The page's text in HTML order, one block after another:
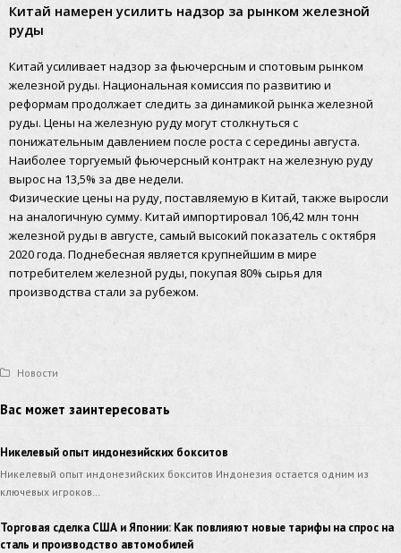
Китай намерен усилить надзор за рынком железной
руды
Китай усиливает надзор за фьючерсным и спотовым рынком
железной руды. Национальная комиссия по развитию и
реформам продолжает следить за динамикой рынка железной
руды. Цены на железную руду могут столкнуться с
понижательным давлением после роста с середины августа.
Наиболее торгуемый фьючерсный контракт на железную руду
вырос на 13,5% за две недели.
Физические цены на руду, поставляемую в Китай, также выросли
на аналогичную сумму. Китай импортировал 106,42 млн тонн
железной руды в августе, самый высокий показатель с октября
2020 года. Поднебесная является крупнейшим в мире
потребителем железной руды, покупая 80% сырья для
производства стали за рубежом.
Новости
Вас может заинтересовать
Никелевый опыт индонезийских бокситов
Никелевый опыт индонезийских бокситов Индонезия остается одним из
ключевых игроков…
Торговая сделка США и Японии: Как повлияют новые тарифы на спрос на
сталь и производство автомобилей